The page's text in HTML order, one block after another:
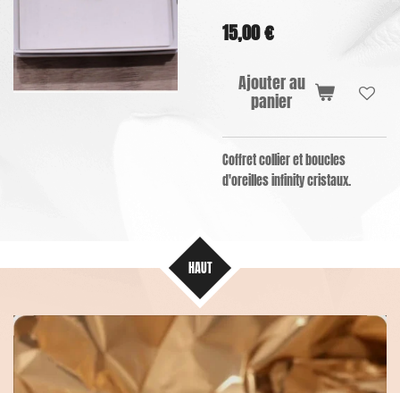
15,00 €
Ajouter au
panier
Coffret collier et boucles
d'oreilles infinity cristaux.
HAUT